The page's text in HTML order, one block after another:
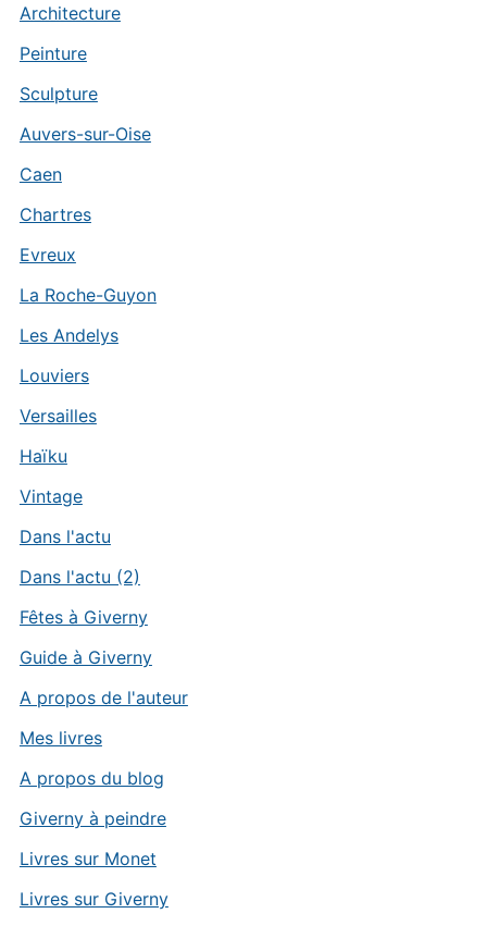
Architecture
Peinture
Sculpture
Auvers-sur-Oise
Caen
Chartres
Evreux
La Roche-Guyon
Les Andelys
Louviers
Versailles
Haïku
Vintage
Dans l'actu
Dans l'actu (2)
Fêtes à Giverny
Guide à Giverny
A propos de l'auteur
Mes livres
A propos du blog
Giverny à peindre
Livres sur Monet
Livres sur Giverny